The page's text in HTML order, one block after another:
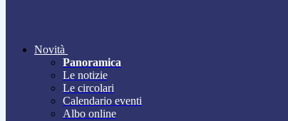
Novità
Panoramica
Le notizie
Le circolari
Calendario eventi
Albo online